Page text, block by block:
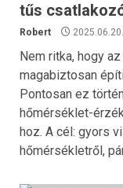
tűs
Robert 2025.06.20.
Nem ritka, hogy
magabiztosan
Pontosan ez
hőmérséklet-
hoz. A cél: gyors
hőmérsékletről,